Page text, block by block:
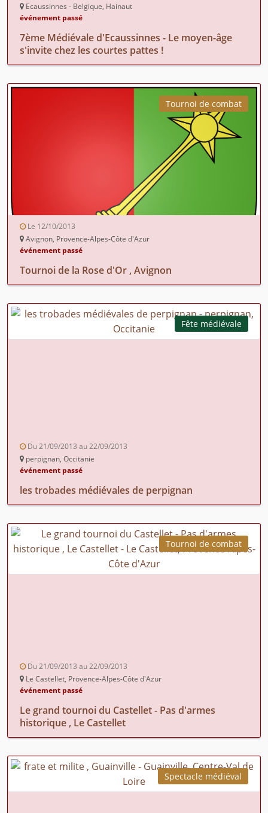
Ecaussinnes - Belgique, Hainaut
événement passé
7ème Médiévale d'Ecaussinnes - Le moyen-âge
s'invite chez les courtes pattes !
Tournoi de combat
Le 12/10/2013
Avignon, Provence-Alpes-Côte d'Azur
événement passé
Tournoi de la Rose d'Or , Avignon
Fête médiévale
Du 21/09/2013 au 22/09/2013
perpignan, Occitanie
événement passé
les trobades médiévales de perpignan
Tournoi de combat
Du 21/09/2013 au 22/09/2013
Le Castellet, Provence-Alpes-Côte d'Azur
événement passé
Le grand tournoi du Castellet - Pas d'armes
historique , Le Castellet
Spectacle médiéval